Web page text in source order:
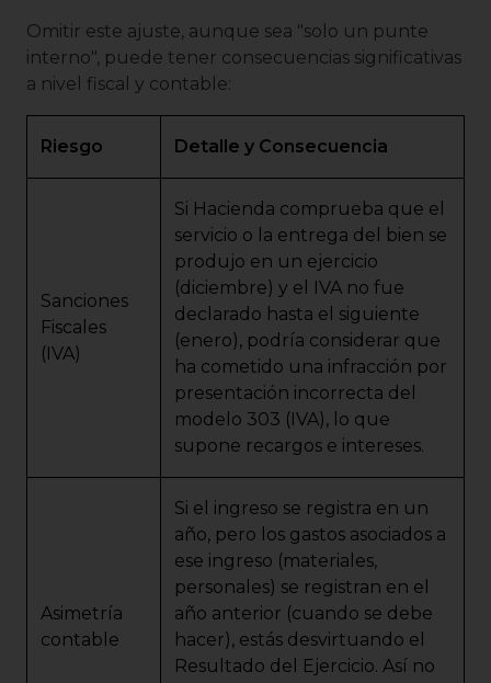
Omitir este ajuste, aunque sea "solo un punte
interno", puede tener consecuencias significativas
a nivel fiscal y contable:
Riesgo Detalle y Consecuencia
Sanciones
Fiscales
(IVA)
Si Hacienda comprueba que el
servicio o la entrega del bien se
produjo en un ejercicio
(diciembre) y el IVA no fue
declarado hasta el siguiente
(enero), podría considerar que
ha cometido una infracción por
presentación incorrecta del
modelo 303 (IVA), lo que
supone recargos e intereses.
Asimetría
contable
Si el ingreso se registra en un
año, pero los gastos asociados a
ese ingreso (materiales,
personales) se registran en el
año anterior (cuando se debe
hacer), estás desvirtuando el
Resultado del Ejercicio. Así no